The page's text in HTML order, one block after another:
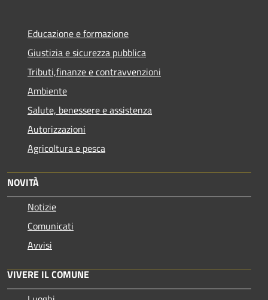
Educazione e formazione
Giustizia e sicurezza pubblica
Tributi,finanze e contravvenzioni
Ambiente
Salute, benessere e assistenza
Autorizzazioni
Agricoltura e pesca
NOVITÀ
Notizie
Comunicati
Avvisi
VIVERE IL COMUNE